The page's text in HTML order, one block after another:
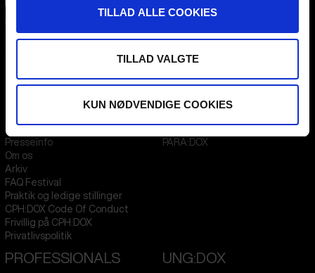
TILLAD ALLE COOKIES
TILLAD VALGTE
KUN NØDVENDIGE COOKIES
Flæsketorvet 60, 3s
1711Copenhagen V
CVR31285569
FESTIVAL 2026 DA
Presseinfo
Om os
Arkiv
FAQ Festival
Praktik og ledige stillinger
CPH:DOX Code Of Conduct
Frivillig på CPH:DOX
Privatlivspolitik
STREAMING
PARA:DOX
PROFESSIONALS UNG:DOX